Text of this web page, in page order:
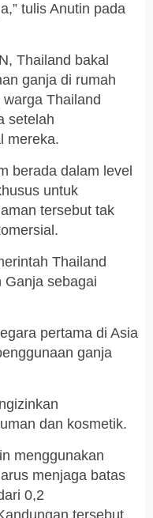
tulis Anutin pada
Thailand bakal
ganja di rumah
Thailand
setelah
mereka.
berada dalam level
untuk
tersebut tak
Thailand
Ganja sebagai
pertama di Asia
ganja
dan kosmetik.
menggunakan
menjaga batas
0,2